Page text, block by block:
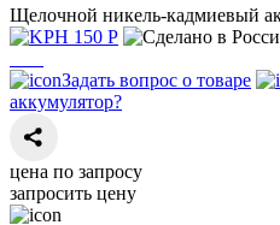
Щелочной никель-кадмиевый
Задать вопрос о товаре
аккумулятор?
цена по запросу
запросить цену